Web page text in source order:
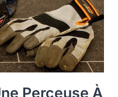
Perceuse À